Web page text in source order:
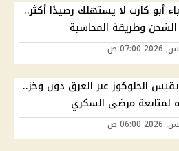
أبو كارت لا يستهلك رصيدًا أكثر..
وطريقة المحاسبة
الجلوكوز عبر العرق دون وخز..
لمتابعة مرضى السكري